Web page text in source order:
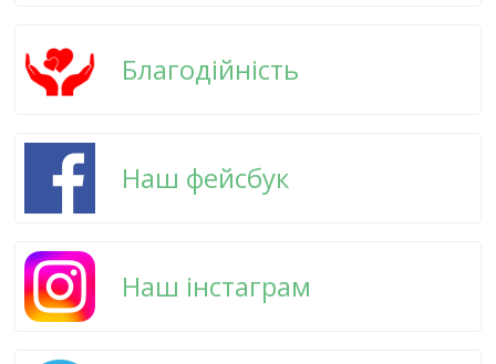
Благодійність
Наш фейсбук
Наш інстаграм